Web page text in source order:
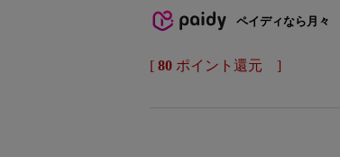
ペイディなら月々
[ 80 ポイント還元 ]